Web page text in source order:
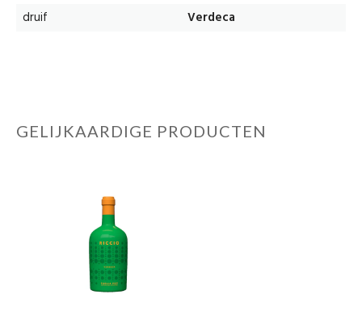
druif
Verdeca
GELIJKAARDIGE PRODUCTEN